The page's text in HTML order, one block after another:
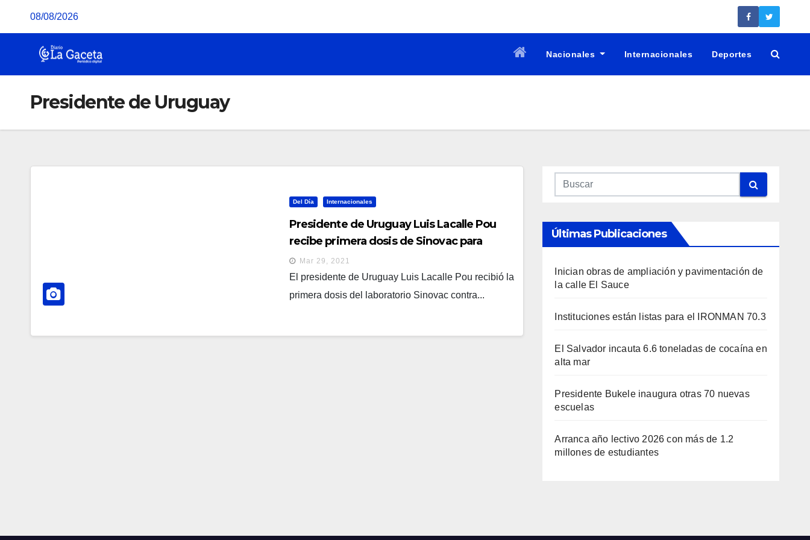
08/08/2026
Nacionales Internacionales Deportes
Presidente de Uruguay
Del Día Internacionales
Presidente de Uruguay Luis Lacalle Pou
recibe primera dosis de Sinovac para
prevenir el COVID-19
Mar 29, 2021
El presidente de Uruguay Luis Lacalle Pou recibió la
primera dosis del laboratorio Sinovac contra...
Últimas Publicaciones
Inician obras de ampliación y pavimentación de
la calle El Sauce
Instituciones están listas para el IRONMAN 70.3
El Salvador incauta 6.6 toneladas de cocaína en
alta mar
Presidente Bukele inaugura otras 70 nuevas
escuelas
Arranca año lectivo 2026 con más de 1.2
millones de estudiantes